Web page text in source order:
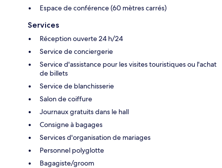
Espace de conférence (60 mètres carrés)
Services
Réception ouverte 24 h/24
Service de conciergerie
Service d'assistance pour les visites touristiques ou l'achat
de billets
Service de blanchisserie
Salon de coiffure
Journaux gratuits dans le hall
Consigne à bagages
Services d'organisation de mariages
Personnel polyglotte
Bagagiste/groom